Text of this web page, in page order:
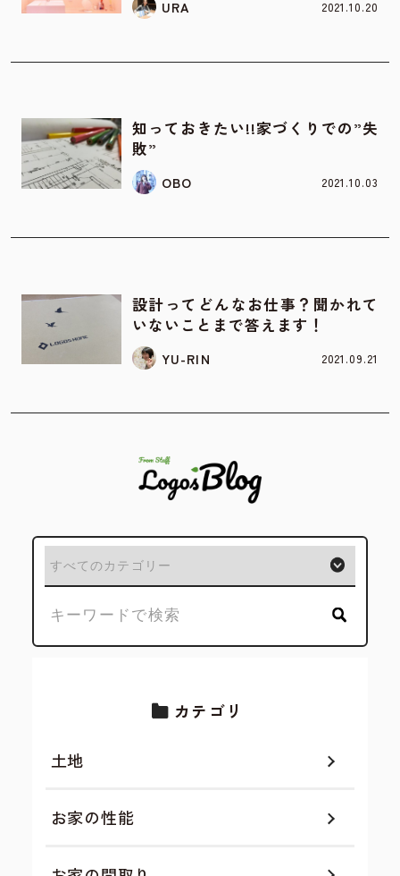
URA 2021.10.20
知っておきたい!!家づくりでの”失
敗”
OBO 2021.10.03
設計ってどんなお仕事？聞かれて
いないことまで答えます！
YU-RIN 2021.09.21
カテゴリ
土地
お家の性能